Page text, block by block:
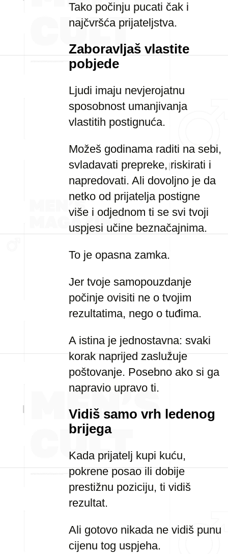
Tako počinju pucati čak i
najčvršća prijateljstva.
Zaboravljaš vlastite
pobjede
Ljudi imaju nevjerojatnu
sposobnost umanjivanja
vlastitih postignuća.
Možeš godinama raditi na sebi,
svladavati prepreke, riskirati i
napredovati. Ali dovoljno je da
netko od prijatelja postigne
više i odjednom ti se svi tvoji
uspjesi učine beznačajnima.
To je opasna zamka.
Jer tvoje samopouzdanje
počinje ovisiti ne o tvojim
rezultatima, nego o tuđima.
A istina je jednostavna: svaki
korak naprijed zaslužuje
poštovanje. Posebno ako si ga
napravio upravo ti.
Vidiš samo vrh ledenog
brijega
Kada prijatelj kupi kuću,
pokrene posao ili dobije
prestižnu poziciju, ti vidiš
rezultat.
Ali gotovo nikada ne vidiš punu
cijenu tog uspjeha.